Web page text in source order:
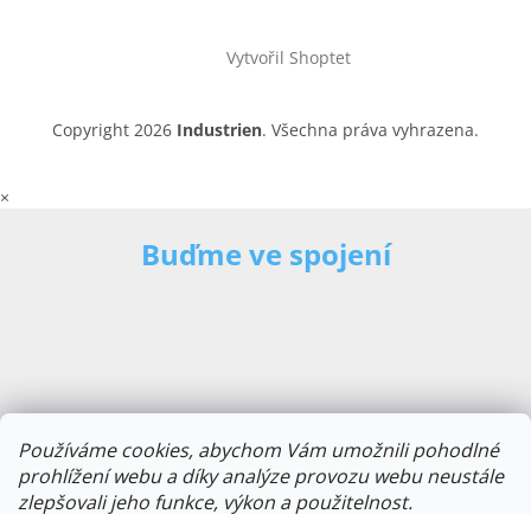
Používáme cookies, abychom Vám umožnili pohodlné
prohlížení webu a díky analýze provozu webu neustále
zlepšovali jeho funkce, výkon a použitelnost.
Vytvořil Shoptet
Copyright 2026 Industrien. Všechna práva vyhrazena.
×
Buďme ve spojení